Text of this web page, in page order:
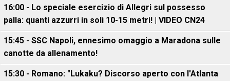
16:00 - Lo speciale esercizio di Allegri sul possesso
palla: quanti azzurri in soli 10-15 metri! | VIDEO CN24
15:45 - SSC Napoli, ennesimo omaggio a Maradona sulle
canotte da allenamento!
15:30 - Romano: "Lukaku? Discorso aperto con l'Atlanta